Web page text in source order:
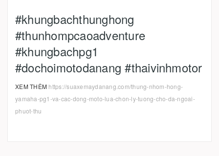
#khungbachthunghong
#thunhompcaoadventure
#khungbachpg1
#dochoimotodanang #thaivinhmotor
XEM THÊM https://suaxemaydanang.com/thung-nhom-hong-
yamaha-pg1-va-cac-dong-moto-lua-chon-ly-tuong-cho-da-ngoai-
phuot-thu